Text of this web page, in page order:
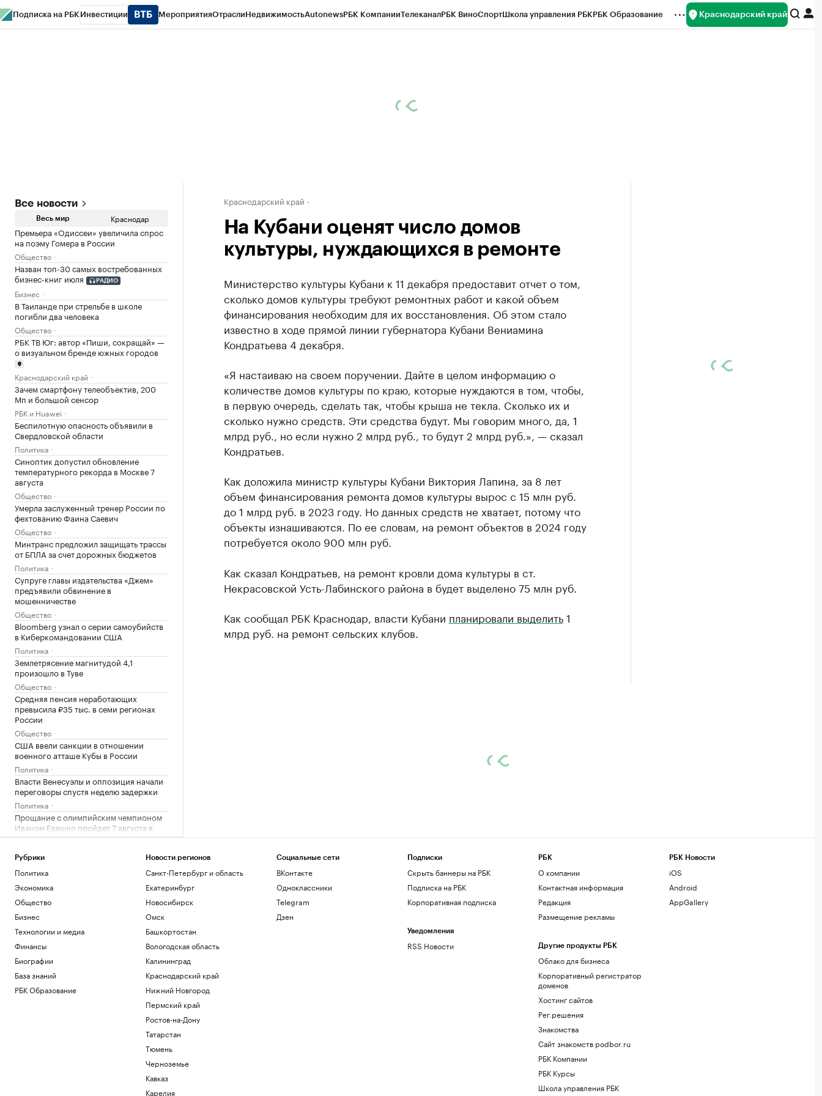
Подписка на РБК Инвестиции МероприятияОтраслиНедвижимостьAutonewsРБК КомпанииТелеканалРБК ВиноСпортШкола управления РБКРБК Образование Краснодарский край
Все новости
Весь мир Краснодар
Премьера «Одиссеи» увеличила спрос
на поэму Гомера в России
Общество
Назван топ-30 самых востребованных
бизнес-книг июля
РАДИО
Бизнес
В Таиланде при стрельбе в школе
погибли два человека
Общество
РБК ТВ Юг: автор «Пиши, сокращай» —
о визуальном бренде южных городов
Краснодарский край
Зачем смартфону телеобъектив, 200
Мп и большой сенсор
РБК и Huawei
Беспилотную опасность объявили в
Свердловской области
Политика
Синоптик допустил обновление
температурного рекорда в Москве 7
августа
Общество
Умерла заслуженный тренер России по
фехтованию Фаина Саевич
Общество
Минтранс предложил защищать трассы
от БПЛА за счет дорожных бюджетов
Политика
Супруге главы издательства «Джем»
предъявили обвинение в
мошенничестве
Общество
Bloomberg узнал о серии самоубийств
в Киберкомандовании США
Политика
Землетрясение магнитудой 4,1
произошло в Туве
Общество
Средняя пенсия неработающих
превысила ₽35 тыс. в семи регионах
России
Общество
США ввели санкции в отношении
военного атташе Кубы в России
Политика
Власти Венесуэлы и оппозиция начали
переговоры спустя неделю задержки
Политика
Прощание с олимпийским чемпионом
Иваном Едешко пройдет 7 августа в
Москве
В США в аэропорту задержали
мужчину, угрожавшего взорвать бомбу
на рейсе
Общество
Во Внуково предупредили о задержках
рейсов из-за грозы
Общество
В Саудовской Аравии сообщили об 11
пострадавших при атаках хуситов
В Турции заявили, что Европа
потребовала подтверждать
Краснодарский край
На Кубани оценят число домов
культуры, нуждающихся в ремонте
Министерство культуры Кубани к 11 декабря предоставит отчет о том,
сколько домов культуры требуют ремонтных работ и какой объем
финансирования необходим для их восстановления. Об этом стало
известно в ходе прямой линии губернатора Кубани Вениамина
Кондратьева 4 декабря.
«Я настаиваю на своем поручении. Дайте в целом информацию о
количестве домов культуры по краю, которые нуждаются в том, чтобы,
в первую очередь, сделать так, чтобы крыша не текла. Cколько их и
сколько нужно средств. Эти средства будут. Мы говорим много, да, 1
млрд руб., но если нужно 2 млрд руб., то будут 2 млрд руб.», — сказал
Кондратьев.
Как доложила министр культуры Кубани Виктория Лапина, за 8 лет
объем финансирования ремонта домов культуры вырос с 15 млн руб.
до 1 млрд руб. в 2023 году. Но данных средств не хватает, потому что
объекты изнашиваются. По ее словам, на ремонт объектов в 2024 году
потребуется около 900 млн руб.
Как сказал Кондратьев, на ремонт кровли дома культуры в ст.
Некрасовской Усть-Лабинского района в будет выделено 75 млн руб.
Как сообщал РБК Краснодар, власти Кубани планировали выделить1
млрд руб. на ремонт сельских клубов.
Рубрики
Политика
Экономика
Общество
Бизнес
Технологии и медиа
Финансы
Биографии
База знаний
РБК Образование
Новости регионов
Санкт-Петербург и область
Екатеринбург
Новосибирск
Омск
Башкортостан
Вологодская область
Калининград
Краснодарский край
Нижний Новгород
Пермский край
Ростов-на-Дону
Татарстан
Тюмень
Черноземье
Кавказ
Карелия
Социальные сети
ВКонтакте
Одноклассники
Telegram
Дзен
Подписки
Скрыть баннеры на РБК
Подписка на РБК
Корпоративная подписка
Уведомления
RSS Новости
РБК
О компании
Контактная информация
Редакция
Размещение рекламы
Другие продукты РБК
Облако для бизнеса
Корпоративный регистратор
доменов
Хостинг сайтов
Рег.решения
Знакомства
Сайт знакомств podbor.ru
РБК Компании
РБК Курсы
Школа управления РБК
РБК Новости
iOS
Android
AppGallery